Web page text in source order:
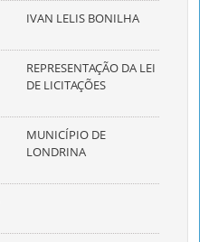
IVAN LELIS BONILHA
REPRESENTAÇÃO DA LEI
DE LICITAÇÕES
MUNICÍPIO DE
LONDRINA